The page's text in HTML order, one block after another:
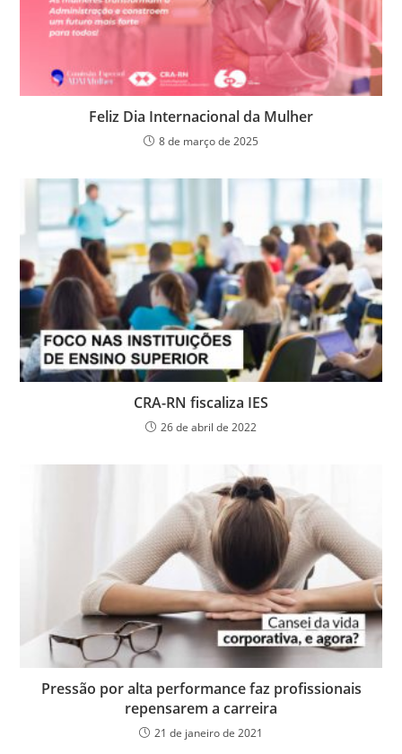
Feliz Dia Internacional da Mulher
8 de março de 2025
CRA-RN fiscaliza IES
26 de abril de 2022
Pressão por alta performance faz profissionais
repensarem a carreira
21 de janeiro de 2021